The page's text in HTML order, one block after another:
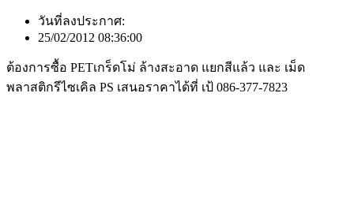
วันที่ลงประกาศ:
25/02/2012 08:36:00
ต้องการซื้อ PETเกร็ดโม่ ล้างสะอาด แยกสีแล้ว และ เม็ด
พลาสติกรีไซเคิล PS เสนอราคาได้ที่ เป้ 086-377-7823